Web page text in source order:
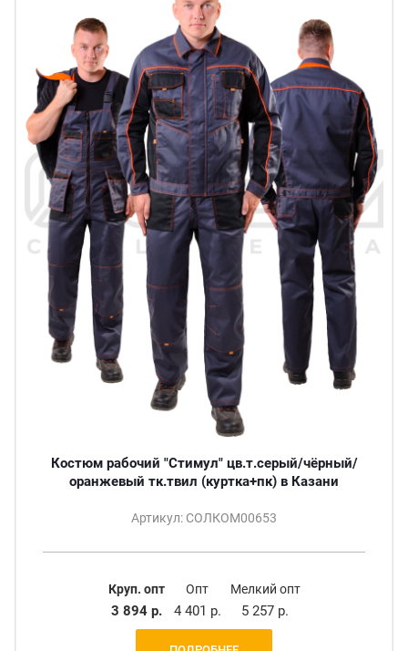
Костюм рабочий "Стимул" цв.т.серый/чёрный/
оранжевый тк.твил (куртка+пк) в Казани
Артикул: СОЛКОМ00653
Круп. опт
3 894 р.
Опт
4 401 р.
Мелкий опт
5 257 р.